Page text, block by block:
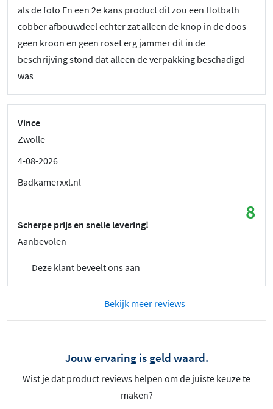
als de foto En een 2e kans product dit zou een Hotbath
cobber afbouwdeel echter zat alleen de knop in de doos
geen kroon en geen roset erg jammer dit in de
beschrijving stond dat alleen de verpakking beschadigd
was
Vince
Zwolle
4-08-2026
Badkamerxxl.nl
8
Scherpe prijs en snelle levering!
Aanbevolen
Deze klant beveelt ons aan
Bekijk meer reviews
Jouw ervaring is geld waard.
Wist je dat product reviews helpen om de juiste keuze te
maken?